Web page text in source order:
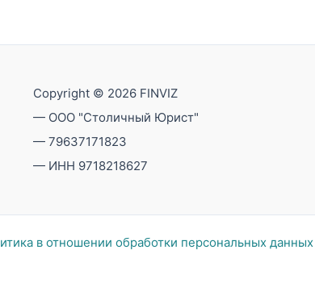
Copyright © 2026 FINVIZ
— ООО "Столичный Юрист"
— 79637171823
— ИНН 9718218627
в отношении обработки персональных данных